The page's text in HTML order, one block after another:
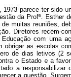
parece ter sido
da Profª. Esther
muitas reuniões,
Diretores recém-
com uma
obrigar as escolas
de dias letivos (2
o Estado e a
a responsabilizar
a questão.